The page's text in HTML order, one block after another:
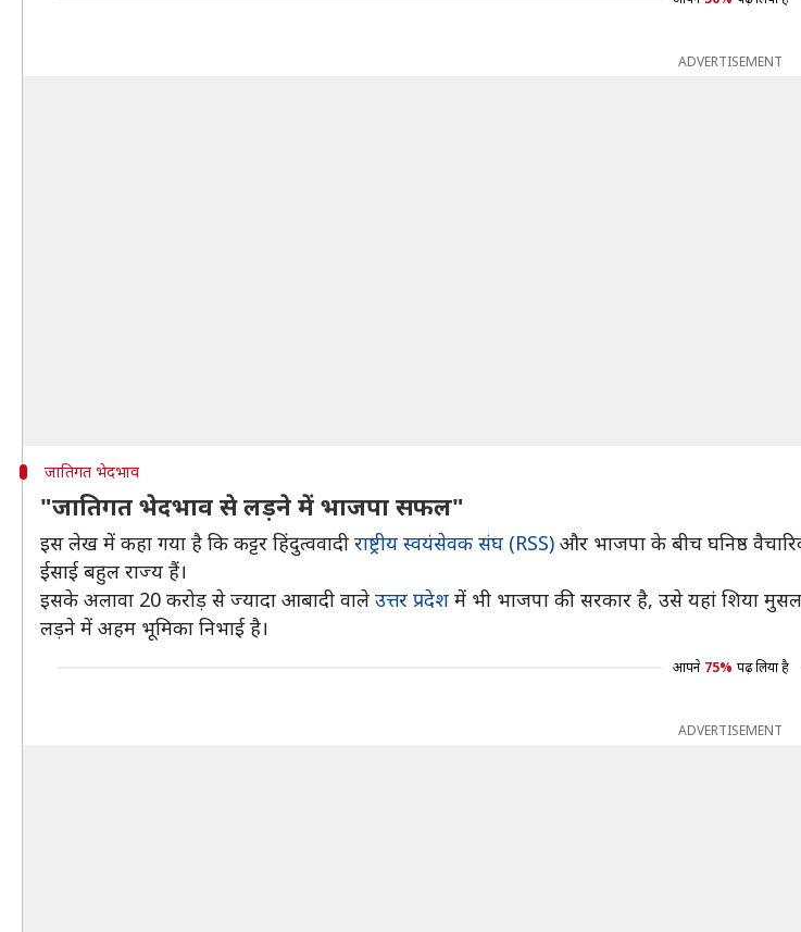
ADVERTISEMENT
जातिगत भेदभाव
"जातिगत भेदभाव से लड़ने में भाजपा सफल"
इस लेख में कहा गया है कि कट्टर हिंदुत्ववादी राष्ट्रीय स्वयंसेवक संघ (RSS) और भाजपा के बीच घनिष्ठ
ईसाई बहुल राज्य हैं।
इसके अलावा 20 करोड़ से ज्यादा आबादी वाले उत्तर प्रदेश में भी भाजपा की सरकार है, उसे यहां शिया
लड़ने में अहम भूमिका निभाई है।
आपने 75% पढ़ लिया है
ADVERTISEMENT